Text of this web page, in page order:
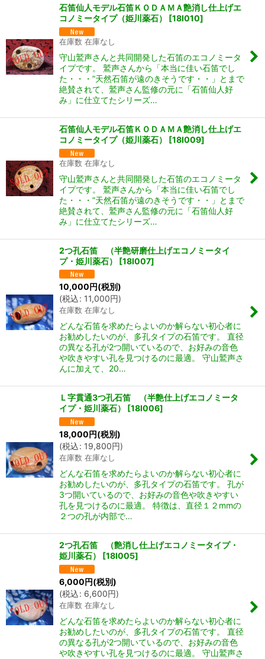
石笛仙人モデル石笛ＫＯＤＡＭＡ艶消し仕上げエ
コノミータイプ（姫川薬石）
[18I010]
在庫数 在庫なし
守山鷲声さんと共同開発した石笛のエコノミータ
イプです。 鷲声さんから「本当に佳い石笛でし
た・・・”天然石笛が遠のきそうです・・」とまで
絶賛されて、鷲声さん監修の元に「石笛仙人好
み」に仕立てたシリーズ…
石笛仙人モデル石笛ＫＯＤＡＭＡ艶消し仕上げエ
コノミータイプ（姫川薬石）
[18I009]
在庫数 在庫なし
守山鷲声さんと共同開発した石笛のエコノミータ
イプです。 鷲声さんから「本当に佳い石笛でし
た・・・”天然石笛が遠のきそうです・・」とまで
絶賛されて、鷲声さん監修の元に「石笛仙人好
み」に仕立てたシリーズ…
2つ孔石笛 （半艶研磨仕上げエコノミータイ
プ・姫川薬石）
[18I007]
10,000円(税別)
(税込: 11,000円)
在庫数 在庫なし
どんな石笛を求めたらよいのか解らない初心者に
お勧めしたいのが、多孔タイプの石笛です。 直径
の異なる孔が2つ開いているので、お好みの音色
や吹きやすい孔を見つけるのに最適。 守山鷲声さ
んに加えて、20…
Ｌ字貫通3つ孔石笛 （半艶仕上げエコノミータ
イプ・姫川薬石）
[18I006]
18,000円(税別)
(税込: 19,800円)
在庫数 在庫なし
どんな石笛を求めたらよいのか解らない初心者に
お勧めしたいのが、多孔タイプの石笛です。 孔が
3つ開いているので、お好みの音色や吹きやすい
孔を見つけるのに最適。 特徴は、直径１２mmの
２つの孔が内部で…
2つ孔石笛 （艶消し仕上げエコノミータイプ・
姫川薬石）
[18I005]
6,000円(税別)
(税込: 6,600円)
在庫数 在庫なし
どんな石笛を求めたらよいのか解らない初心者に
お勧めしたいのが、多孔タイプの石笛です。 直径
の異なる孔が2つ開いているので、お好みの音色
や吹きやすい孔を見つけるのに最適。 守山鷲声さ